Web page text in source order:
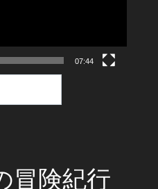
07:44
冒険紀行